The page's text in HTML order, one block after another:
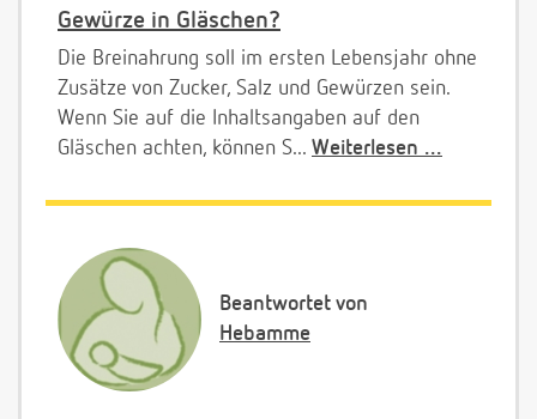
Gewürze in Gläschen?
Die Breinahrung soll im ersten Lebensjahr ohne
Zusätze von Zucker, Salz und Gewürzen sein.
Wenn Sie auf die Inhaltsangaben auf den
Gläschen achten, können S... Weiterlesen ...
Beantwortet von
Hebamme